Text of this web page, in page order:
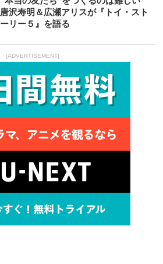
唐沢寿明＆広瀬アリスが『トイ・スト
ーリー５』を語る
[ADVERTISEMENT]